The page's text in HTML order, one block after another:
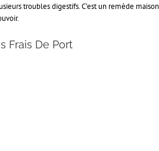
troubles digestifs. C’est un remède
Frais De Port